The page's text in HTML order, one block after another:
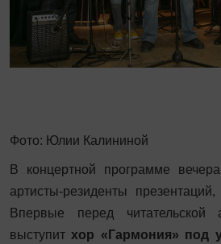
Фото: Юлии Калининой
В концертной программе
артисты-резиденты
Впервые перед читательской
выступитхор «Гармония» под